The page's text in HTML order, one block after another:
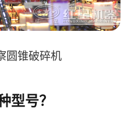
圆锥破碎机
型号？